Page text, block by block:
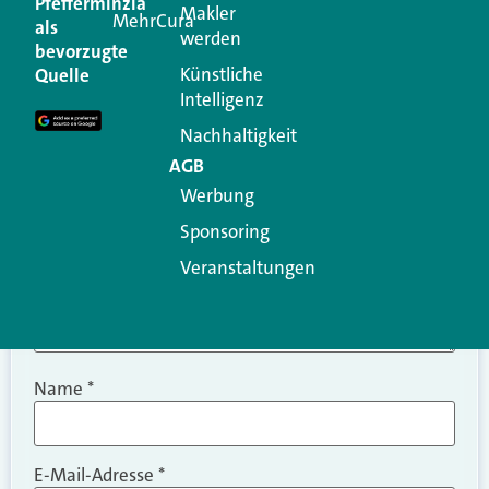
Ihre E-Mail-Adresse wird nicht veröffentlicht.
Erforderliche Felder sind mit
Kommentar
Name *
E-Mail-Adresse *
als
bevorzugte
Quelle
MehrCuraMakler
werden
Künstliche
Intelligenz
Nachhaltigkeit
AGB
Werbung
Sponsoring
Veranstaltungen